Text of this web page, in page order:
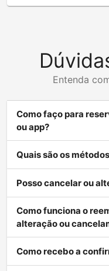
Entenda
Como faço para
ou app?
Quais são os
Posso cancelar ou
Como funciona o
alteração ou
Como recebo a